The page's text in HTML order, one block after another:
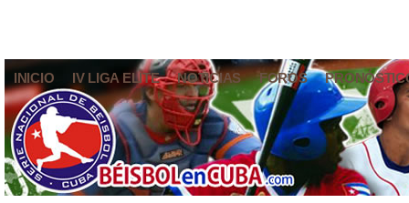
INICIO IV LIGA ELITE NOTICIAS FOROS